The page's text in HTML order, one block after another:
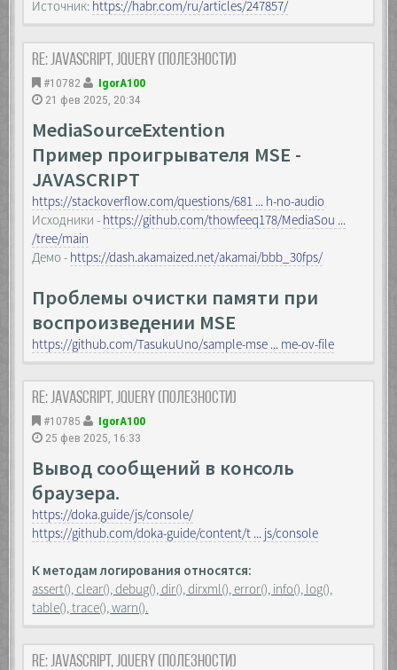
Источник: https://habr.com/ru/articles/247857/
Re: JavaScript, Jquery (полезности)
#10782
IgorA100
21 фев 2025, 20:34
MediaSourceExtention
Пример проигрывателя MSE -
JAVASCRIPT
https://stackoverflow.com/questions/681 ... h-no-audio
Исходники - https://github.com/thowfeeq178/MediaSou ...
/tree/main
Демо - https://dash.akamaized.net/akamai/bbb_30fps/
Проблемы очистки памяти при
воспроизведении MSE
https://github.com/TasukuUno/sample-mse ... me-ov-file
Re: JavaScript, Jquery (полезности)
#10785
IgorA100
25 фев 2025, 16:33
Вывод сообщений в консоль
браузера.
https://doka.guide/js/console/
https://github.com/doka-guide/content/t ... js/console
К методам логирования относятся:
assert(), clear(), debug(), dir(), dirxml(), error(), info(), log(),
table(), trace(), warn().
Re: JavaScript, Jquery (полезности)